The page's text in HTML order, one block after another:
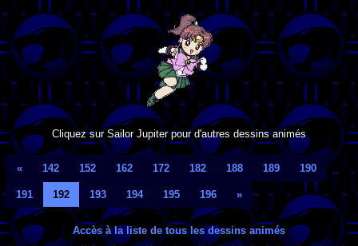
Cliquez sur Sailor Jupiter pour d'autres dessins animés
« 142 152 162 172 182 188 189 190
191 192 193 194 195 196 »
Accès à la liste de tous les dessins animés